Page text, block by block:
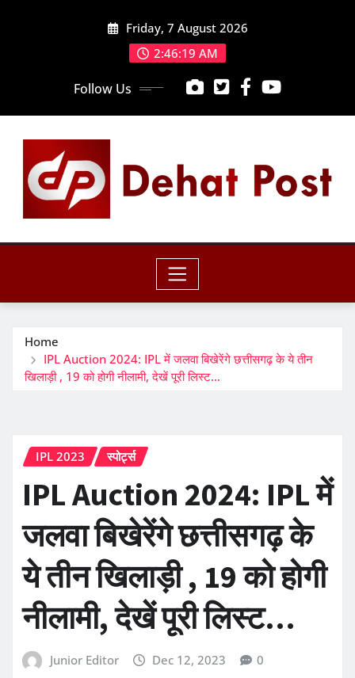
Friday, 7 August 2026
2:46:20 AM
Follow Us
Home
IPL Auction 2024: IPL में जलवा बिखेरेंगे छत्तीसगढ़ के ये तीन
खिलाड़ी , 19 को होगी नीलामी, देखें पूरी लिस्ट…
IPL 2023 स्पोर्ट्स
IPL Auction 2024: IPL में
जलवा बिखेरेंगे छत्तीसगढ़ के
ये तीन खिलाड़ी , 19 को होगी
नीलामी, देखें पूरी लिस्ट…
Junior Editor Dec 12, 2023 0